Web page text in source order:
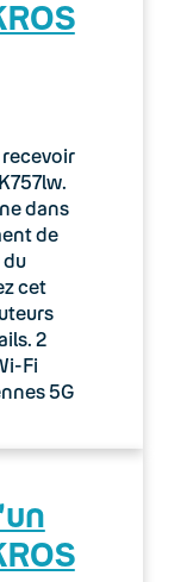
dans
de
cet
2
Fi
5G